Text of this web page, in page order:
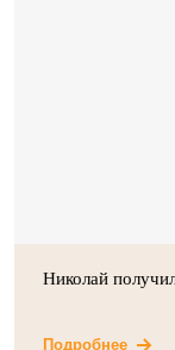
Николай
Подробнее